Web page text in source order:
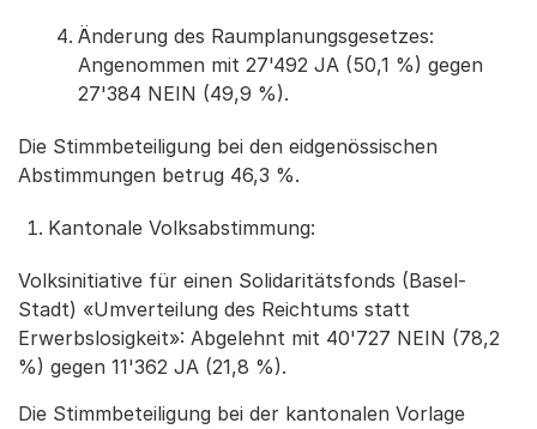
Änderung des Raumplanungsgesetzes:
Angenommen mit 27'492 JA (50,1 %) gegen
27'384 NEIN (49,9 %).
Die Stimmbeteiligung bei den eidgenössischen
Abstimmungen betrug 46,3 %.
Kantonale Volksabstimmung:
Volksinitiative für einen Solidaritätsfonds (Basel-
Stadt) «Umverteilung des Reichtums statt
Erwerbslosigkeit»: Abgelehnt mit 40'727 NEIN (78,2
%) gegen 11'362 JA (21,8 %).
Die Stimmbeteiligung bei der kantonalen Vorlage